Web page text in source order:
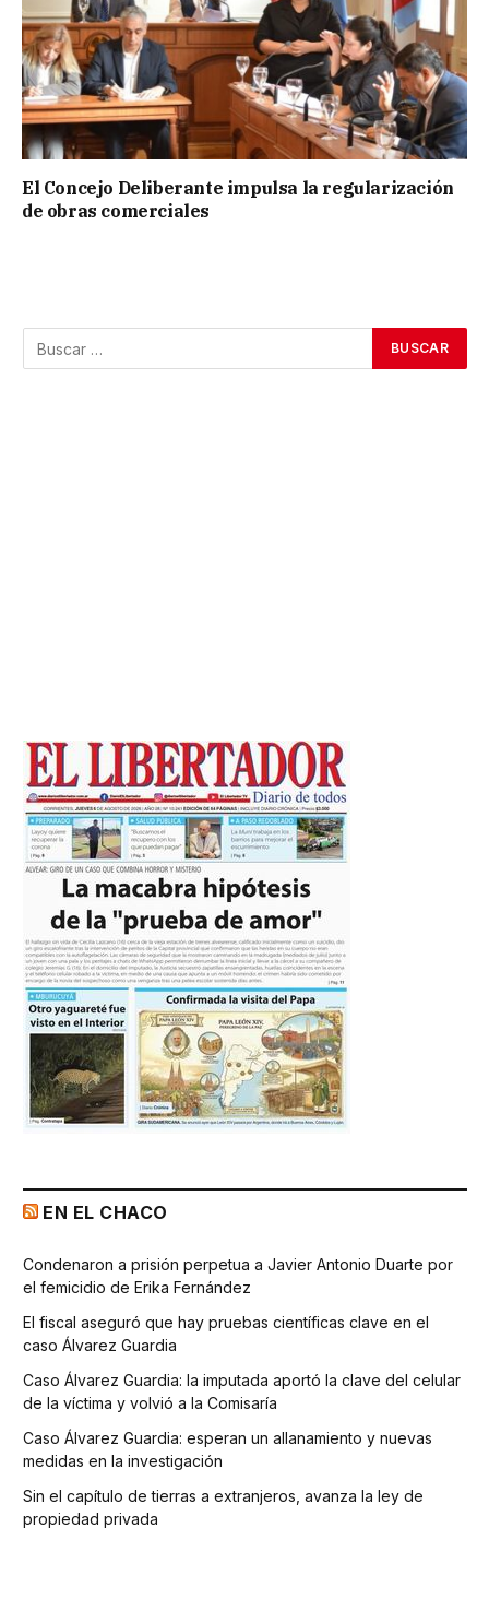
El Concejo Deliberante impulsa la regularización
de obras comerciales
EN EL CHACO
Condenaron a prisión perpetua a Javier Antonio Duarte por
el femicidio de Erika Fernández
El fiscal aseguró que hay pruebas científicas clave en el
caso Álvarez Guardia
Caso Álvarez Guardia: la imputada aportó la clave del celular
de la víctima y volvió a la Comisaría
Caso Álvarez Guardia: esperan un allanamiento y nuevas
medidas en la investigación
Sin el capítulo de tierras a extranjeros, avanza la ley de
propiedad privada